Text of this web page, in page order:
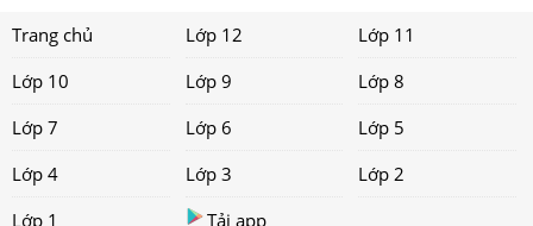
Trang chủ Lớp 12
Lớp 11
Lớp 10
Lớp 9
Lớp 8
Lớp 7
Lớp 6
Lớp 5
Lớp 4
Lớp 3
Lớp 2
Lớp 1
Tải app